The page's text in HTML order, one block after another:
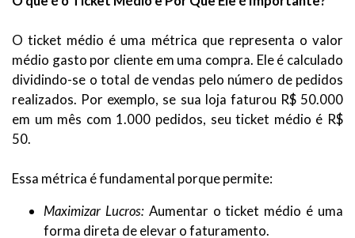
O ticket médio é uma métrica que representa o valor
médio gasto por cliente em uma compra. Ele é calculado
dividindo-se o total de vendas pelo número de pedidos
realizados. Por exemplo, se sua loja faturou R$ 50.000
em um mês com 1.000 pedidos, seu ticket médio é R$
50.
Essa métrica é fundamental porque permite:
Maximizar Lucros: Aumentar o ticket médio é uma
forma direta de elevar o faturamento.